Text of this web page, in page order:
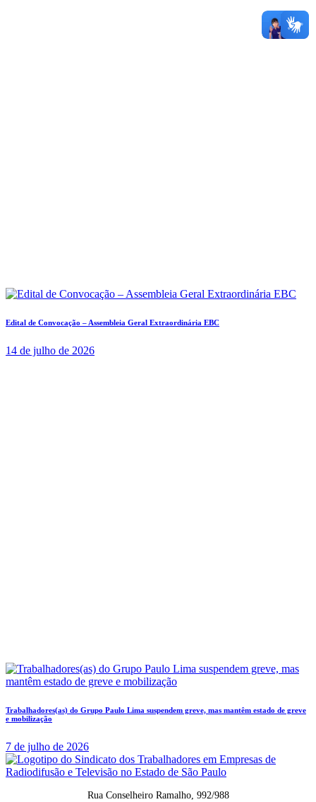
Edital de Convocação – Assembleia Geral Extraordinária EBC
14 de julho de 2026
Trabalhadores(as) do Grupo Paulo Lima suspendem greve, mas mantêm estado de greve
e mobilização
7 de julho de 2026
Rua Conselheiro Ramalho, 992/988